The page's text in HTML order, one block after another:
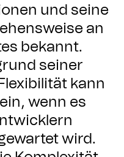
und seine
an
bekannt.
seiner
kann
wenn es
wird.